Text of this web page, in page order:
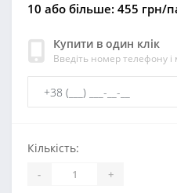
10 або більше: 455 грн/
Купити в один клік
Введіть номер телефону
Кількість:
- +